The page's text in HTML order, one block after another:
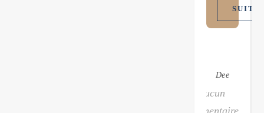
SUITE
Dee
Aucun
commentaire